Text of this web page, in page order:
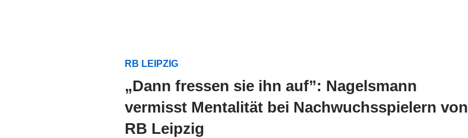
RB LEIPZIG
„Dann fressen sie ihn auf”: Nagelsmann
vermisst Mentalität bei Nachwuchsspielern von
RB Leipzig